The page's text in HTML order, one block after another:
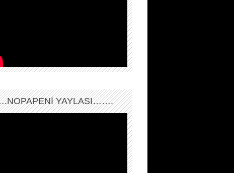
YAYLASI…….